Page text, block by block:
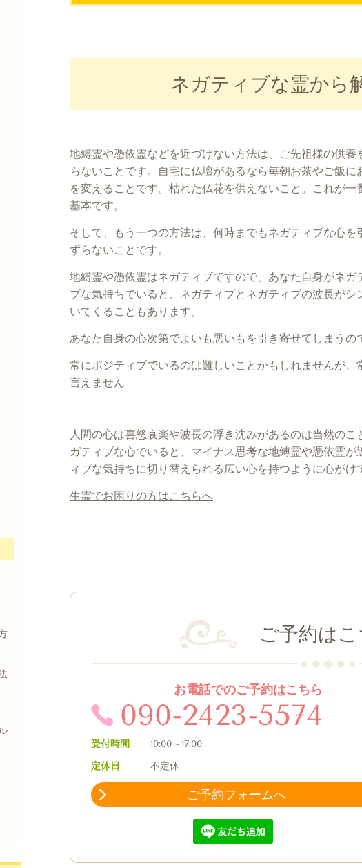
ネガティブな霊から
地縛霊や憑依霊などを近づけない方法は、ご先祖様の供養
らないことです。自宅に仏壇があるなら毎朝お茶やご飯に
を変えることです。枯れた仏花を供えないこと。これが一
基本です。
そして、もう一つの方法は、何時までもネガティブな心を
ずらないことです。
地縛霊や憑依霊はネガティブですので、あなた自身がネガ
ブな気持ちでいると、ネガティブとネガティブの波長が
いてくることもあります。
あなた自身の心次第でよいも悪いもを引き寄せてしまうの
常にポジティブでいるのは難しいことかもしれませんが
言えません
人間の心は喜怒哀楽や波長の浮き沈みがあるのは当然の
ガティブな心でいると、マイナス思考な地縛霊や憑依霊
ィブな気持ちに切り替えられる広い心を持つように心がけ
生霊でお困りの方はこちらへ
ご予約は
お電話でのご予約はこちら
090-2423-5574
受付時間
10:00～17:00
定休日
不定休
ご予約フォームへ